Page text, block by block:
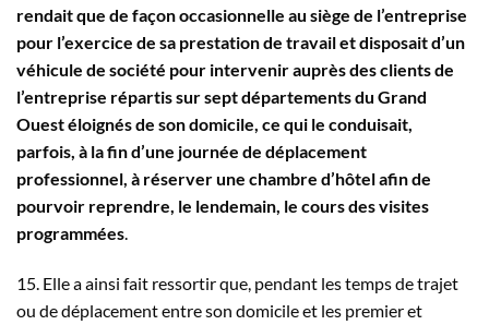
rendait que de façon occasionnelle au siège de l’entreprise
pour l’exercice de sa prestation de travail et disposait d’un
véhicule de société pour intervenir auprès des clients de
l’entreprise répartis sur sept départements du Grand
Ouest éloignés de son domicile, ce qui le conduisait,
parfois, à la fin d’une journée de déplacement
professionnel, à réserver une chambre d’hôtel afin de
pourvoir reprendre, le lendemain, le cours des visites
programmées.
15. Elle a ainsi fait ressortir que, pendant les temps de trajet
ou de déplacement entre son domicile et les premier et